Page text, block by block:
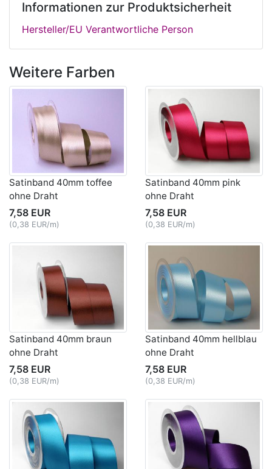
Informationen zur Produktsicherheit
Hersteller/EU Verantwortliche Person
Weitere Farben
Satinband 40mm toffee
ohne Draht
7,58 EUR
(0,38 EUR/m)
Satinband 40mm pink
ohne Draht
7,58 EUR
(0,38 EUR/m)
Satinband 40mm braun
ohne Draht
7,58 EUR
(0,38 EUR/m)
Satinband 40mm hellblau
ohne Draht
7,58 EUR
(0,38 EUR/m)